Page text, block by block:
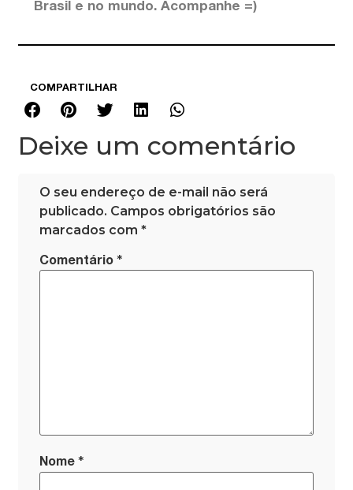
Brasil e no mundo. Acompanhe =)
COMPARTILHAR
Deixe um comentário
O seu endereço de e-mail não será
publicado. Campos obrigatórios são
marcados com*
Comentário*
Nome*